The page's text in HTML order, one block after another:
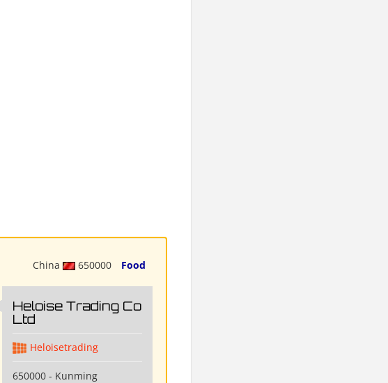
China 650000 Food
Heloise Trading Co
Ltd
Heloisetrading
650000 - Kunming